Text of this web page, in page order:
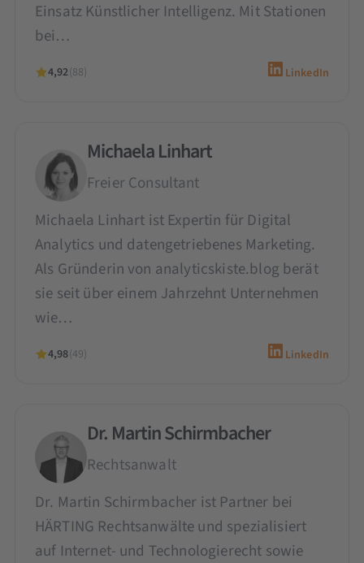
Einsatz Künstlicher Intelligenz. Mit Stationen
bei…
4,92(88) LinkedIn
Michaela Linhart
Freier Consultant
Michaela Linhart ist Expertin für Digital
Analytics und datengetriebenes Marketing.
Als Gründerin von analyticskiste.blog berät
sie seit über einem Jahrzehnt Unternehmen
wie…
4,98(49) LinkedIn
Dr. Martin Schirmbacher
Rechtsanwalt
Dr. Martin Schirmbacher ist Partner bei
HÄRTING Rechtsanwälte und spezialisiert
auf Internet- und Technologierecht sowie